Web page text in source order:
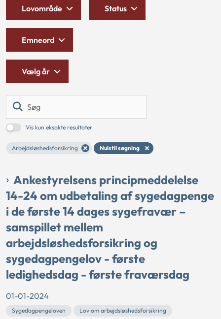
Vis kun eksakte resultater
Arbejdsløshedsforsikring Nulstil søgning
Lovområde Status
Emneord
Vælg år
Ankestyrelsens principmeddelelse
14-24 om udbetaling af sygedagpenge
i de første 14 dages sygefravær –
samspillet mellem
arbejdsløshedsforsikring og
sygedagpengelov - første
ledighedsdag - første fraværsdag
01-01-2024
Sygedagpengeloven
Lov om arbejdsløshedsforsikring